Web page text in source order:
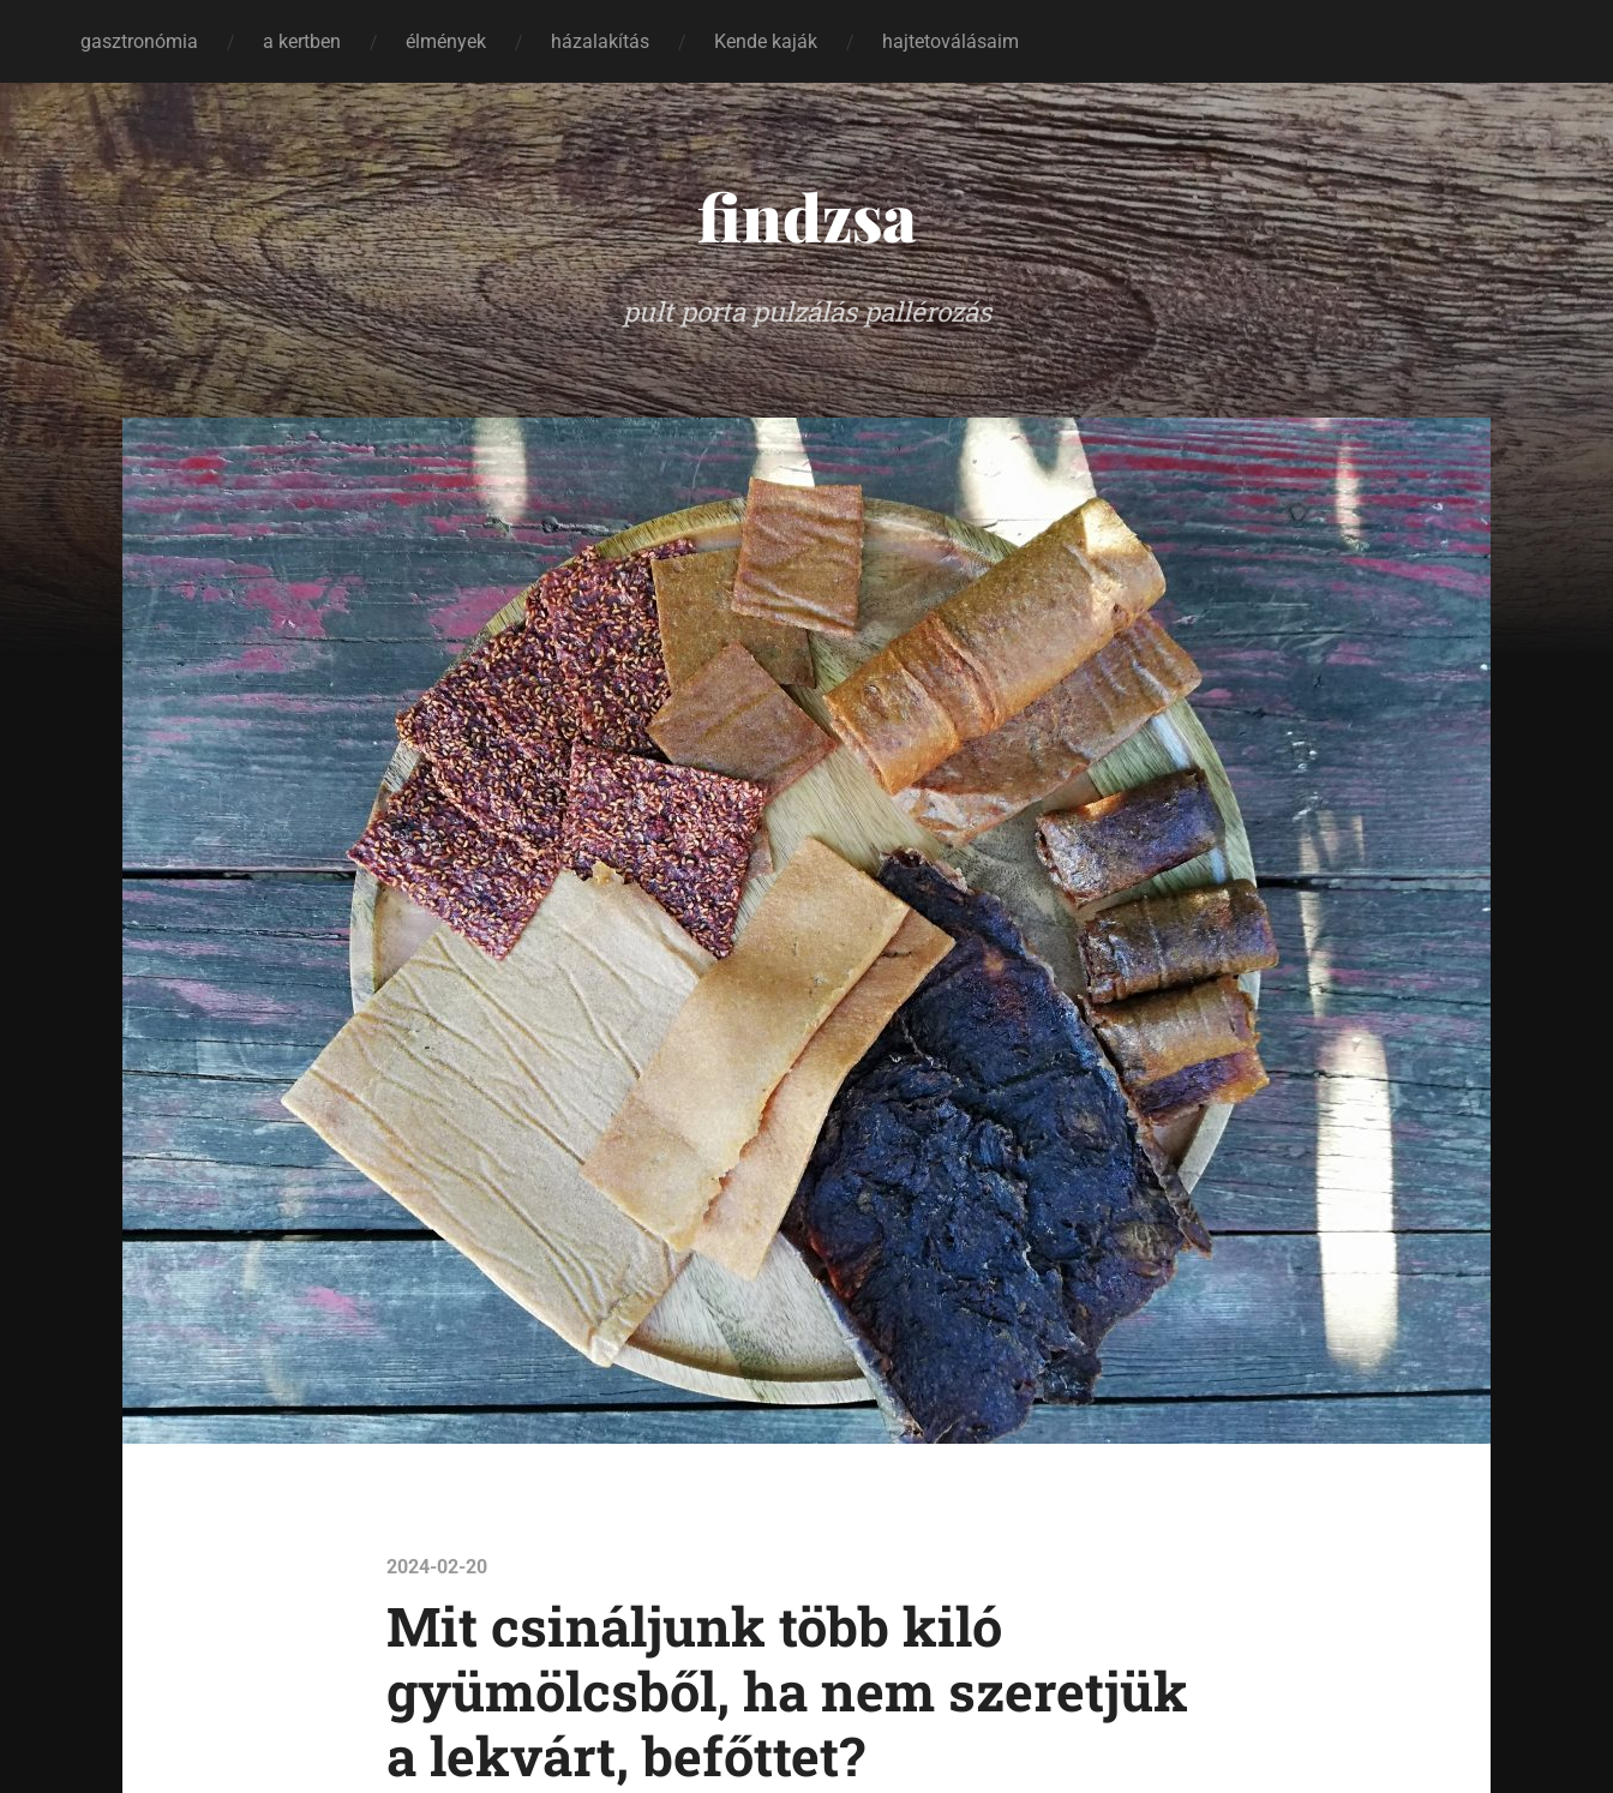
gasztronómia a kertben élmények házalakítás Kende kaják hajtetoválásaim
findzsa
pult porta pulzálás pallérozás
2024-02-20
Mit csináljunk több kiló
gyümölcsből, ha nem szeretjük
a lekvárt, befőttet?